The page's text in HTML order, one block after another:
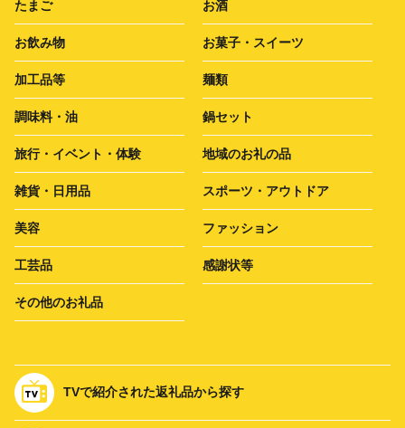
たまご お酒
お飲み物 お菓子・スイーツ
加工品等 麺類
調味料・油 鍋セット
旅行・イベント・体験 地域のお礼の品
雑貨・日用品 スポーツ・アウトドア
美容 ファッション
工芸品 感謝状等
その他のお礼品
TVで紹介された返礼品から探す